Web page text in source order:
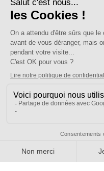
Nous connaître
Nos sections locales
Partenariats et relations
Pour vous
On vous accompagne
Pourquoi adhérer ?
Votre section locale
Nous contacter
Votre espace